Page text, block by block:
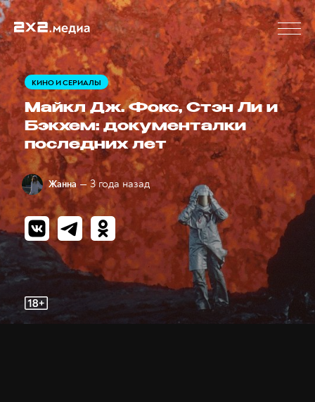
КИНО И СЕРИАЛЫ
Майкл Дж. Фокс, Стэн Ли и
Бэкхем: документалки
последних лет
Жанна — 3 года назад